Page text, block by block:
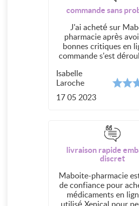
content d'avoir fait
commande sans
J'ai acheté sur
pharmacie après
bonnes critiques en
commande s'est
malheureusement, le
n'a pas fonctionné
que je le souhaitais.
toutes les instructions,
Isabelle
Laroche
17 05 2023
livraison rapide
discret
Maboite-pharmacie
de confiance pour
médicaments en